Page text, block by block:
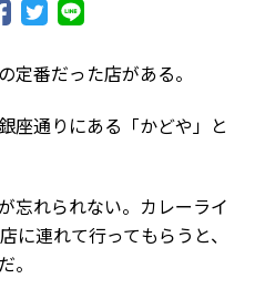
番だった店がある。
座通りにある「かどや」と
忘れられない。カレーライ
に連れて行ってもらうと、
。